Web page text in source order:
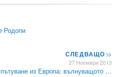
Родопи
СЛЕДВАЩО>>
27 Ноември 2013
из Европа: вълнуващото …